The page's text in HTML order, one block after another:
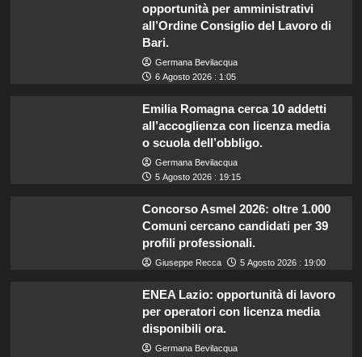
opportunità per amministrativi
all’Ordine Consiglio del Lavoro di
Bari.
Germana Bevilacqua
6 Agosto 2026 : 1:05
Emilia Romagna cerca 10 addetti
all’accoglienza con licenza media
o scuola dell’obbligo.
Germana Bevilacqua
5 Agosto 2026 : 19:15
Concorso Asmel 2026: oltre 1.000
Comuni cercano candidati per 39
profili professionali.
Giuseppe Recca 5 Agosto 2026 : 19:00
ENEA Lazio: opportunità di lavoro
per operatori con licenza media
disponibili ora.
Germana Bevilacqua